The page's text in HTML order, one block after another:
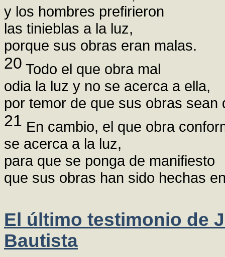
y los hombres prefirieron
las tinieblas a la luz,
porque sus obras eran malas.
20 Todo el que obra mal
odia la luz y no se acerca a ella,
por temor de que sus obras sean
21 En cambio, el que obra
se acerca a la luz,
para que se ponga de manifiesto
que sus obras han sido hechas
El último testimonio de
Bautista